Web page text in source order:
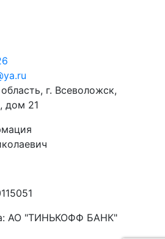
г. Всеволожск,
дом 21
АО "ТИНЬКОФФ БАНК"